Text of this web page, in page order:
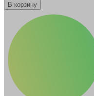
В корзину